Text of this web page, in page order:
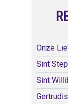
Onze
Sint
Sint